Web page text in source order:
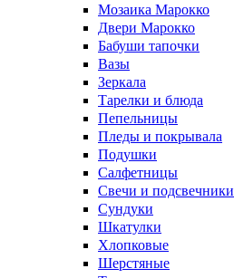
Мозаика Марокко
Двери Марокко
Бабуши тапочки
Вазы
Зеркала
Тарелки и блюда
Пепельницы
Пледы и покрывала
Подушки
Салфетницы
Свечи и подсвечники
Сундуки
Шкатулки
Хлопковые
Шерстяные